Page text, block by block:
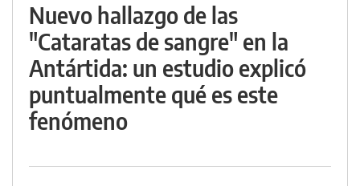
Nuevo hallazgo de las
"Cataratas de sangre" en la
Antártida: un estudio explicó
puntualmente qué es este
fenómeno